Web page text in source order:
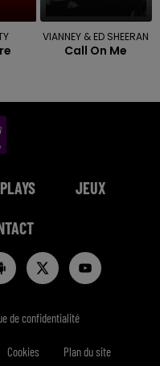
VIANNEY & ED SHEERAN
Call On Me
JEUX
de confidentialité
Cookies Plan du site